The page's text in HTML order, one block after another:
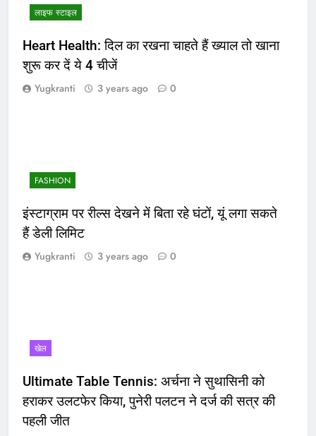
लाइफ स्टाइल
Heart Health: दिल का रखना चाहते हैं ख्याल तो खाना
शुरू कर दें ये 4 चीजें
Yugkranti 3 years ago 0
FASHION
इंस्टाग्राम पर रील्स देखने में बिता रहे घंटों, यूं लगा सकते
हैं डेली लिमिट
Yugkranti 3 years ago 0
खेल
Ultimate Table Tennis: अर्चना ने सुथासिनी को
हराकर उलटफेर किया, पुनेरी पलटन ने दर्ज की सत्र की
पहली जीत